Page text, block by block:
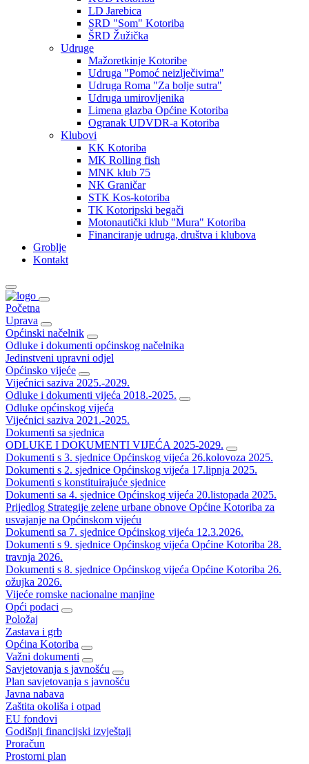
LD Jarebica
SRD "Som" Kotoriba
ŠRD Žužička
Udruge
Mažoretkinje Kotoribe
Udruga "Pomoć neizlječivima"
Udruga Roma "Za bolje sutra"
Udruga umirovljenika
Limena glazba Općine Kotoriba
Ogranak UDVDR-a Kotoriba
Klubovi
KK Kotoriba
MK Rolling fish
MNK klub 75
NK Graničar
STK Kos-kotoriba
TK Kotoripski begači
Motonautički klub "Mura" Kotoriba
Financiranje udruga, društva i klubova
Groblje
Kontakt
Početna
Uprava
Općinski načelnik
Odluke i dokumenti općinskog načelnika
Jedinstveni upravni odjel
Općinsko vijeće
Vijećnici saziva 2025.-2029.
Odluke i dokumenti vijeća 2018.-2025.
Odluke općinskog vijeća
Vijećnici saziva 2021.-2025.
Dokumenti sa sjednica
ODLUKE I DOKUMENTI VIJEĆA 2025-2029.
Dokumenti s 3. sjednice Općinskog vijeća 26.kolovoza 2025.
Dokumenti s 2. sjednice Općinskog vijeća 17.lipnja 2025.
Dokumenti s konstituirajuće sjednice
Dokumenti sa 4. sjednice Općinskog vijeća 20.listopada 2025.
Prijedlog Strategije zelene urbane obnove Općine Kotoriba za
usvajanje na Općinskom vijeću
Dokumenti sa 7. sjednice Općinskog vijeća 12.3.2026.
Dokumenti s 9. sjednice Općinskog vijeća Općine Kotoriba 28.
travnja 2026.
Dokumenti s 8. sjednice Općinskog vijeća Općine Kotoriba 26.
ožujka 2026.
Vijeće romske nacionalne manjine
Opći podaci
Položaj
Zastava i grb
Općina Kotoriba
Važni dokumenti
Savjetovanja s javnošću
Plan savjetovanja s javnošću
Javna nabava
Zaštita okoliša i otpad
EU fondovi
Godišnji financijski izvještaji
Proračun
Prostorni plan